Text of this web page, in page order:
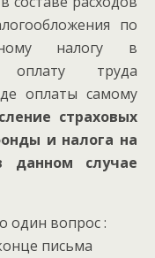
по
налогу в
труда
оплаты самому
страховых
и налога на
данном случае
один вопрос :
письма